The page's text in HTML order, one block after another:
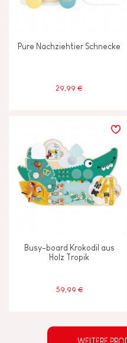
Pure Nachziehtier Schnecke
29,99 €
Busy-board Krokodil aus
Holz Tropik
59,99 €